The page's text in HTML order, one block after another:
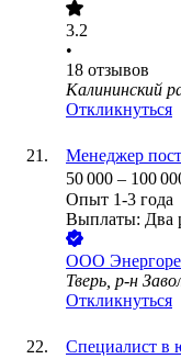
3.2
•
18 отзывов
Калининский
Откликнуться
Менеджер
50 000 – 100
Опыт 1-3 года
Выплаты: Два
ООО
Тверь, р-н
Откликнуться
Специалист в